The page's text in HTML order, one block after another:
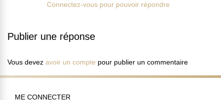
Connectez-vous pour pouvoir répondre
Publier une réponse
Vous devez avoir un compte pour publier un commentaire
ME CONNECTER